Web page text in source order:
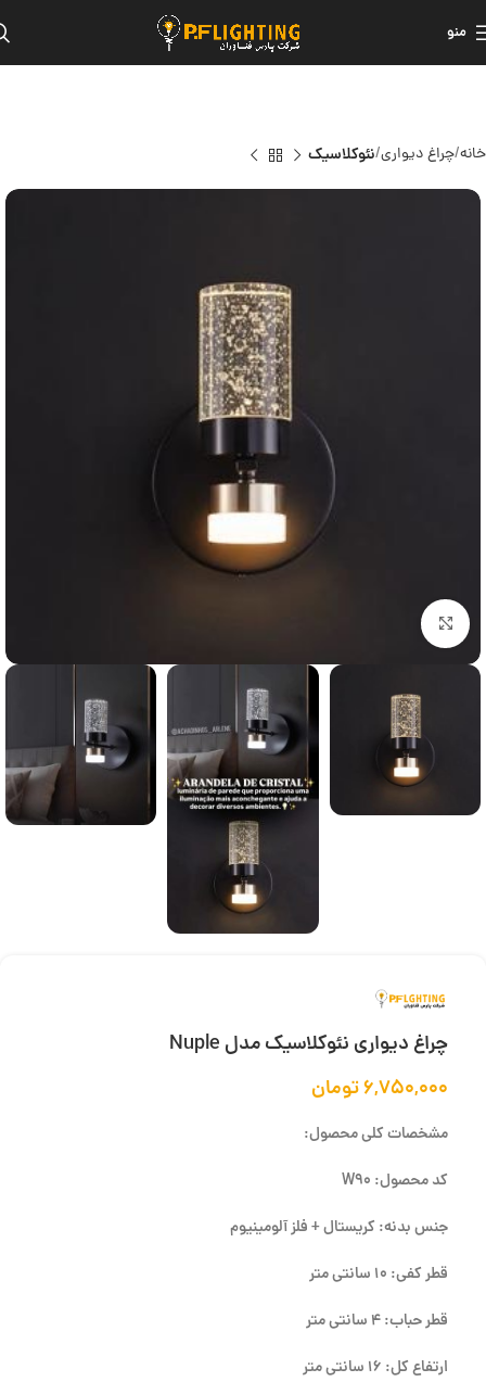
منو
خانه چراغ دیواری نئوکلاسیک
بزرگنمایی تصویر
چراغ دیواری نئوکلاسیک مدل Nuple
۶,۷۵۰,۰۰۰تومان
مشخصات کلی محصول:
کد محصول: W90
جنس بدنه: کریستال + فلز آلومینیوم
قطر کفی: 10 سانتی متر
قطر حباب: 4 سانتی متر
ارتفاع کل: 16 سانتی متر